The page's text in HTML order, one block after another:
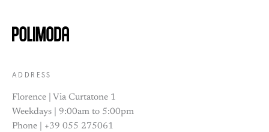
ADDRESS
Florence | Via Curtatone 1
Weekdays | 9:00am to 5:00pm
Phone | +39 055 275061